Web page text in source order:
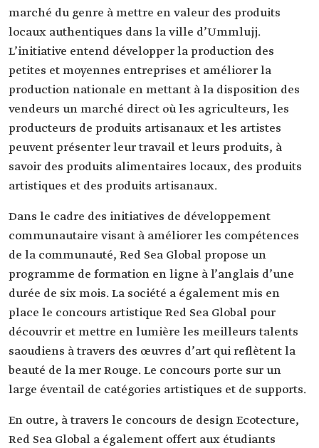
marché du genre à mettre en valeur des produits
locaux authentiques dans la ville d’Ummlujj.
L’initiative entend développer la production des
petites et moyennes entreprises et améliorer la
production nationale en mettant à la disposition des
vendeurs un marché direct où les agriculteurs, les
producteurs de produits artisanaux et les artistes
peuvent présenter leur travail et leurs produits, à
savoir des produits alimentaires locaux, des produits
artistiques et des produits artisanaux.
Dans le cadre des initiatives de développement
communautaire visant à améliorer les compétences
de la communauté, Red Sea Global propose un
programme de formation en ligne à l’anglais d’une
durée de six mois. La société a également mis en
place le concours artistique Red Sea Global pour
découvrir et mettre en lumière les meilleurs talents
saoudiens à travers des œuvres d’art qui reflètent la
beauté de la mer Rouge. Le concours porte sur un
large éventail de catégories artistiques et de supports.
En outre, à travers le concours de design Ecotecture,
Red Sea Global a également offert aux étudiants